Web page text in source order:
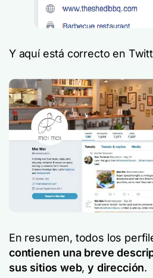
Y aquí está correcto en
En resumen, todos los
contienen una breve
sus sitios web,y dirección.